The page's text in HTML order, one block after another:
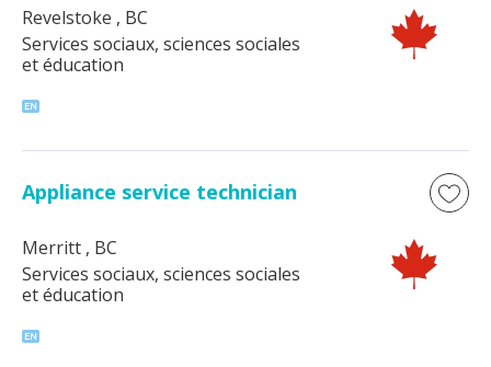
Revelstoke , BC
Services sociaux, sciences sociales
et éducation
Appliance service technician
Merritt , BC
Services sociaux, sciences sociales
et éducation